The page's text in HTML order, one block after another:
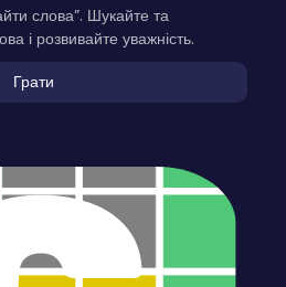
слова”. Шукайте та
і розвивайте уважність.
Грати